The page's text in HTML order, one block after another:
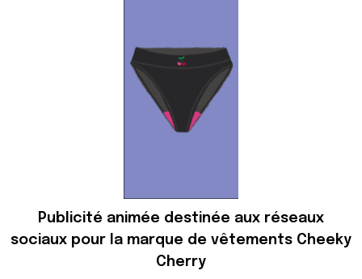
Publicité animée destinée aux réseaux
sociaux pour la marque de vêtements Cheeky
Cherry